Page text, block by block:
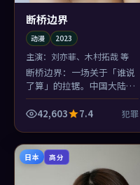
断桥边界
动漫 2023
主演： 刘亦菲、木村拓哉 等
断桥边界：一场关于「谁说
了算」的拉锯。中国大陆的
世情与犯罪的类型套路互相
撕扯，撕出一点新鲜的血腥
42,603 7.4 犯罪
日本 高分